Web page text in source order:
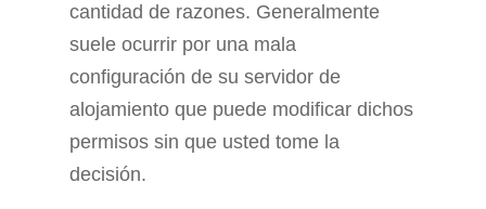
cantidad de razones. Generalmente
suele ocurrir por una mala
configuración de su servidor de
alojamiento que puede modificar dichos
permisos sin que usted tome la
decisión.